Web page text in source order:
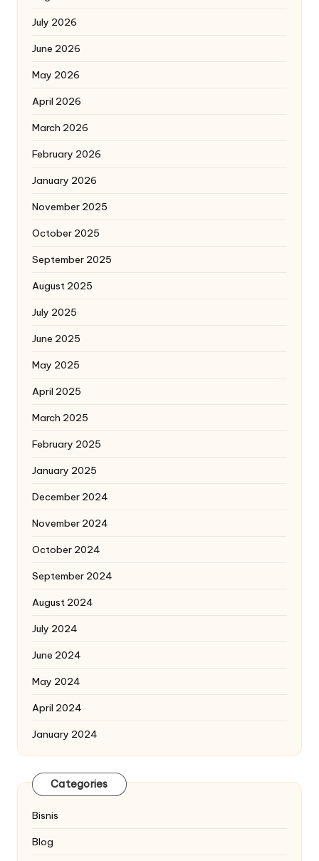
July 2026
June 2026
May 2026
April 2026
March 2026
February 2026
January 2026
November 2025
October 2025
September 2025
August 2025
July 2025
June 2025
May 2025
April 2025
March 2025
February 2025
January 2025
December 2024
November 2024
October 2024
September 2024
August 2024
July 2024
June 2024
May 2024
April 2024
January 2024
Categories
Bisnis
Blog